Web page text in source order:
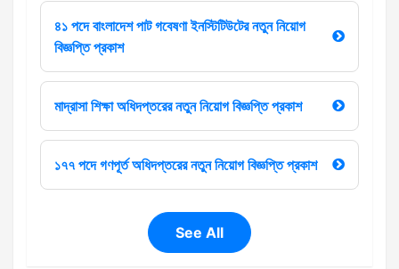
৪১ পদে বাংলাদেশ পাট গবেষণা ইনস্টিটিউটের নতুন নিয়োগ
বিজ্ঞপ্তি প্রকাশ
মাদ্রাসা শিক্ষা অধিদপ্তরের নতুন নিয়োগ বিজ্ঞপ্তি প্রকাশ
১৭৭ পদে গণপূর্ত অধিদপ্তরের নতুন নিয়োগ বিজ্ঞপ্তি প্রকাশ
See All